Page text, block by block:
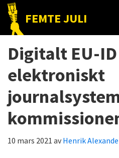
Hoppa
huvudnavigering
Hoppa
huvudinnehåll
Hoppa
det
primära
sidofältet
FEMTE JULI
Nätet
till
folket!
Digitalt EU-
elektroniskt
10 mars 2021 avHenrik